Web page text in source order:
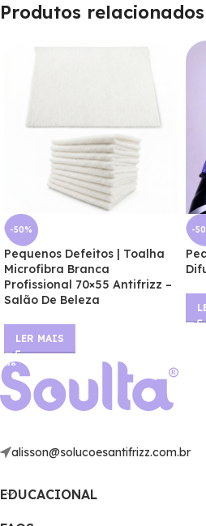
Produtos relacionados
-50%
Pequenos Defeitos | Toalha
Microfibra Branca
Profissional 70×55 Antifrizz –
Salão De Beleza
LER MAIS
-
alisson@solucoesantifrizz.com.br
EDUCACIONAL